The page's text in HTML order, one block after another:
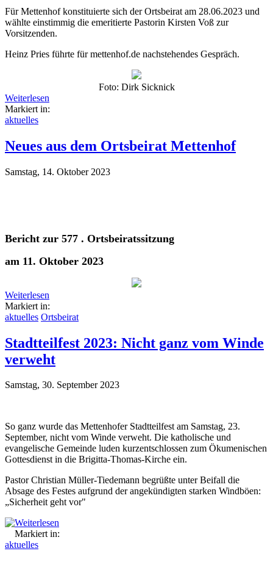
Für Mettenhof konstituierte sich der Ortsbeirat am 28.06.2023 und
wählte einstimmig die emeritierte Pastorin Kirsten Voß zur
Vorsitzenden.
Heinz Pries führte für mettenhof.de nachstehendes Gespräch.
Foto: Dirk Sicknick
Weiterlesen
Markiert in:
aktuelles
Neues aus dem Ortsbeirat Mettenhof
Samstag, 14. Oktober 2023
Bericht zur 577 . Ortsbeiratssitzung
am 11. Oktober 2023
Weiterlesen
Markiert in:
aktuelles Ortsbeirat
Stadtteilfest 2023: Nicht ganz vom Winde
verweht
Samstag, 30. September 2023
So ganz wurde das Mettenhofer Stadtteilfest am Samstag, 23.
September, nicht vom Winde verweht. Die katholische und
evangelische Gemeinde luden kurzentschlossen zum Ökumenischen
Gottesdienst in die Brigitta-Thomas-Kirche ein.
Pastor Christian Müller-Tiedemann begrüßte unter Beifall die
Absage des Festes aufgrund der angekündigten starken Windböen:
„Sicherheit geht vor"
Weiterlesen
Markiert in:
aktuelles